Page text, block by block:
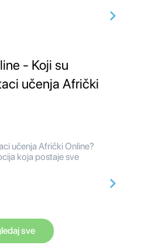
- Koji su
učenja Afrički
učenja Afrički Online?
koja postaje sve
sve